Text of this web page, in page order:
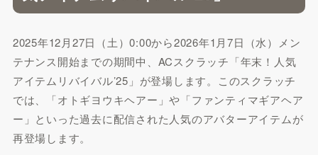
2025年12月27日（土）0:00から2026年1月7日（水）メン
テナンス開始までの期間中、ACスクラッチ「年末！人気
アイテムリバイバル’25」が登場します。このスクラッチ
では、「オトギヨウキヘアー」や「ファンティマギアヘア
ー」といった過去に配信された人気のアバターアイテムが
再登場します。